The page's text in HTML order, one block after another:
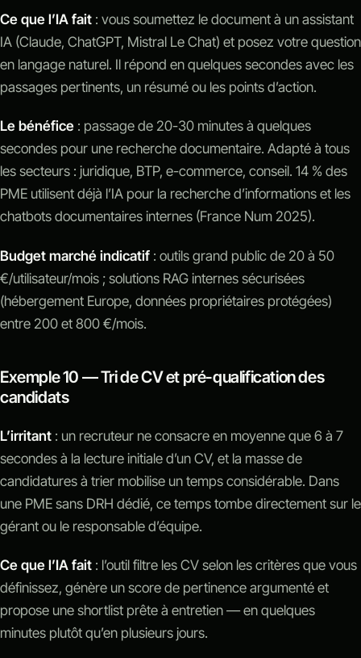
Ce que l’IA fait : vous soumettez le document à un assistant
IA (Claude, ChatGPT, Mistral Le Chat) et posez votre question
en langage naturel. Il répond en quelques secondes avec les
passages pertinents, un résumé ou les points d’action.
Le bénéfice : passage de 20-30 minutes à quelques
secondes pour une recherche documentaire. Adapté à tous
les secteurs : juridique, BTP, e-commerce, conseil. 14 % des
PME utilisent déjà l’IA pour la recherche d’informations et les
chatbots documentaires internes (France Num 2025).
Budget marché indicatif : outils grand public de 20 à 50
€/utilisateur/mois ; solutions RAG internes sécurisées
(hébergement Europe, données propriétaires protégées)
entre 200 et 800 €/mois.
Exemple 10 — Tri de CV et pré-qualification des
candidats
L’irritant : un recruteur ne consacre en moyenne que 6 à 7
secondes à la lecture initiale d’un CV, et la masse de
candidatures à trier mobilise un temps considérable. Dans
une PME sans DRH dédié, ce temps tombe directement sur le
gérant ou le responsable d’équipe.
Ce que l’IA fait : l’outil filtre les CV selon les critères que vous
définissez, génère un score de pertinence argumenté et
propose une shortlist prête à entretien — en quelques
minutes plutôt qu’en plusieurs jours.